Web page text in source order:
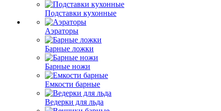
Подставки кухонные
Аэраторы
Барные ложки
Барные ножи
Емкости барные
Ведерки для льда